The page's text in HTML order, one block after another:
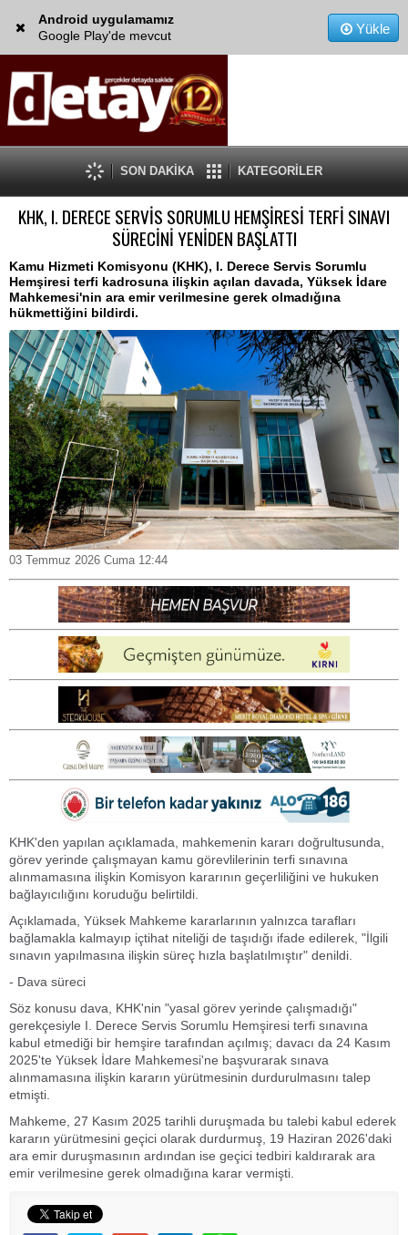
Android uygulamamız
Google Play'de mevcut
Yükle
SON DAKİKA KATEGORİLER
KHK, I. DERECE SERVİS SORUMLU HEMŞİRESİ TERFİ SINAVI
SÜRECİNİ YENİDEN BAŞLATTI
Kamu Hizmeti Komisyonu (KHK), I. Derece Servis Sorumlu
Hemşiresi terfi kadrosuna ilişkin açılan davada, Yüksek İdare
Mahkemesi'nin ara emir verilmesine gerek olmadığına
hükmettiğini bildirdi.
03 Temmuz 2026 Cuma 12:44
KHK'den yapılan açıklamada, mahkemenin kararı doğrultusunda,
görev yerinde çalışmayan kamu görevlilerinin terfi sınavına
alınmamasına ilişkin Komisyon kararının geçerliliğini ve hukuken
bağlayıcılığını koruduğu belirtildi.
Açıklamada, Yüksek Mahkeme kararlarının yalnızca tarafları
bağlamakla kalmayıp içtihat niteliği de taşıdığı ifade edilerek, "İlgili
sınavın yapılmasına ilişkin süreç hızla başlatılmıştır" denildi.
- Dava süreci
Söz konusu dava, KHK'nin "yasal görev yerinde çalışmadığı"
gerekçesiyle I. Derece Servis Sorumlu Hemşiresi terfi sınavına
kabul etmediği bir hemşire tarafından açılmış; davacı da 24 Kasım
2025'te Yüksek İdare Mahkemesi'ne başvurarak sınava
alınmamasına ilişkin kararın yürütmesinin durdurulmasını talep
etmişti.
Mahkeme, 27 Kasım 2025 tarihli duruşmada bu talebi kabul ederek
kararın yürütmesini geçici olarak durdurmuş, 19 Haziran 2026'daki
ara emir duruşmasının ardından ise geçici tedbiri kaldırarak ara
emir verilmesine gerek olmadığına karar vermişti.